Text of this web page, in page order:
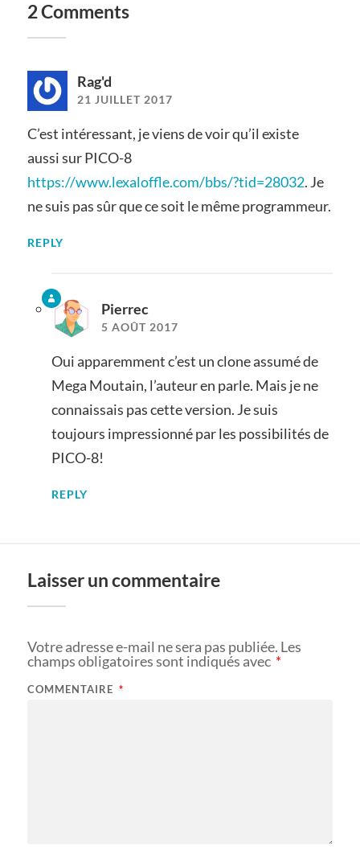
2 Comments
Rag'd
21 JUILLET 2017
C’est intéressant, je viens de voir qu’il existe
aussi sur PICO-8
https://www.lexaloffle.com/bbs/?tid=28032. Je
ne suis pas sûr que ce soit le même programmeur.
REPLY
Pierrec
5 AOÛT 2017
Oui apparemment c’est un clone assumé de
Mega Moutain, l’auteur en parle. Mais je ne
connaissais pas cette version. Je suis
toujours impressionné par les possibilités de
PICO-8!
REPLY
Laisser un commentaire
Votre adresse e-mail ne sera pas publiée. Les
champs obligatoires sont indiqués avec *
COMMENTAIRE *